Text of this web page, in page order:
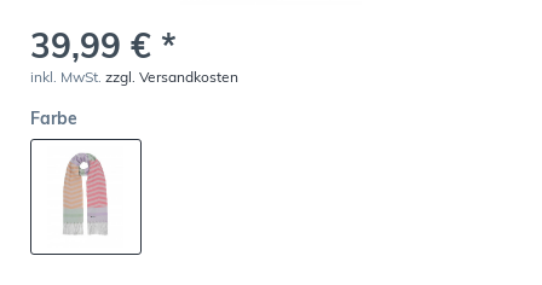
39,99 € *
inkl. MwSt. zzgl. Versandkosten
Farbe